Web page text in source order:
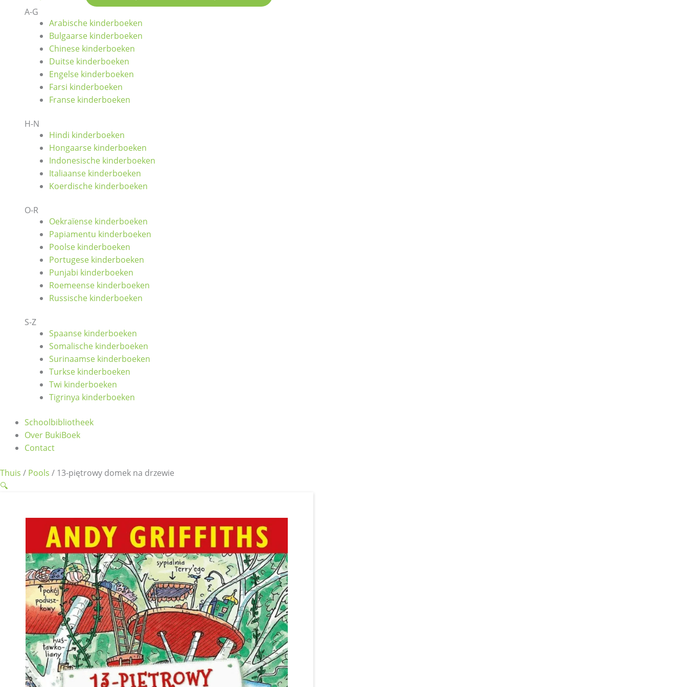
A-G
Arabische kinderboeken
Bulgaarse kinderboeken
Chinese kinderboeken
Duitse kinderboeken
Engelse kinderboeken
Farsi kinderboeken
Franse kinderboeken
H-N
Hindi kinderboeken
Hongaarse kinderboeken
Indonesische kinderboeken
Italiaanse kinderboeken
Koerdische kinderboeken
O-R
Oekraïense kinderboeken
Papiamentu kinderboeken
Poolse kinderboeken
Portugese kinderboeken
Punjabi kinderboeken
Roemeense kinderboeken
Russische kinderboeken
S-Z
Spaanse kinderboeken
Somalische kinderboeken
Surinaamse kinderboeken
Turkse kinderboeken
Twi kinderboeken
Tigrinya kinderboeken
Schoolbibliotheek
Over BukiBoek
Contact
Thuis / Pools / 13-piętrowy domek na drzewie
🔍